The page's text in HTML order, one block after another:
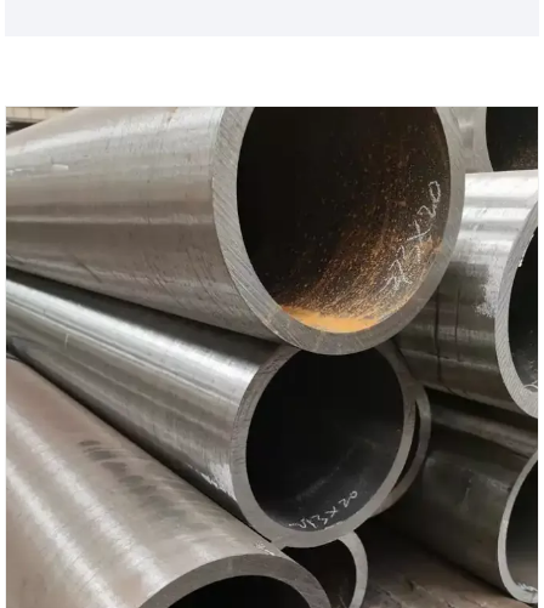
agus iompar. Clúdaíonn a chuid táirgí raon
trastomhas 20mm go 219mm, le cruinneas tiús
balla rialaithe laistigh de ± 0.1mm.